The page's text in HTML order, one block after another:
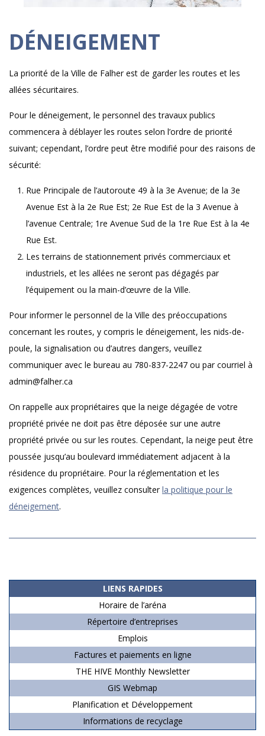
DÉNEIGEMENT
La priorité de la Ville de Falher est de garder les routes et les
allées sécuritaires.
Pour le déneigement, le personnel des travaux publics
commencera à déblayer les routes selon l’ordre de priorité
suivant; cependant, l’ordre peut être modifié pour des raisons de
sécurité:
Rue Principale de l’autoroute 49 à la 3e Avenue; de la 3e
Avenue Est à la 2e Rue Est; 2e Rue Est de la 3 Avenue à
l’avenue Centrale; 1re Avenue Sud de la 1re Rue Est à la 4e
Rue Est.
Les terrains de stationnement privés commerciaux et
industriels, et les allées ne seront pas dégagés par
l’équipement ou la main-d’œuvre de la Ville.
Pour informer le personnel de la Ville des préoccupations
concernant les routes, y compris le déneigement, les nids-de-
poule, la signalisation ou d’autres dangers, veuillez
communiquer avec le bureau au 780-837-2247 ou par courriel à
admin@falher.ca
On rappelle aux propriétaires que la neige dégagée de votre
propriété privée ne doit pas être déposée sur une autre
propriété privée ou sur les routes. Cependant, la neige peut être
poussée jusqu’au boulevard immédiatement adjacent à la
résidence du propriétaire. Pour la réglementation et les
exigences complètes, veuillez consulterla politique pour le
déneigement.
14
LIENS RAPIDES
Horaire de l’aréna
Répertoire d’entreprises
Emplois
Factures et paiements en ligne
THE HIVE Monthly Newsletter
GIS Webmap
Planification et Développement
Informations de recyclage